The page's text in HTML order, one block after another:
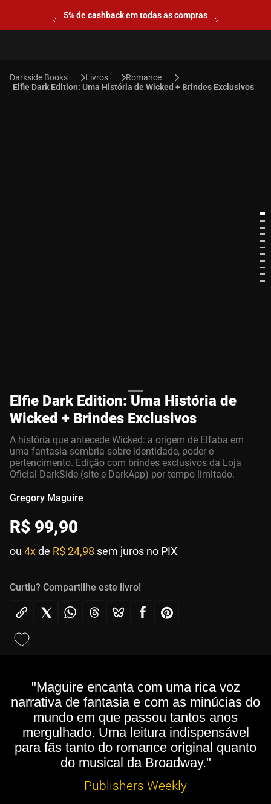
5% de cashback em todas as compras
Livros
Romance
Elfie Dark Edition: Uma História de Wicked + Brindes Exclusivos
Elfie Dark Edition: Uma História de
Wicked + Brindes Exclusivos
A história que antecede Wicked: a origem de Elfaba em
uma fantasia sombria sobre identidade, poder e
pertencimento. Edição com brindes exclusivos da Loja
Oficial DarkSide (site e DarkApp) por tempo limitado.
Gregory Maguire
R$ 99,90
ou 4xde R$ 24,98 sem juros no PIX
Curtiu? Compartilhe este livro!
"Maguire encanta com uma rica voz
narrativa de fantasia e com as minúcias do
mundo em que passou tantos anos
mergulhado. Uma leitura indispensável
para fãs tanto do romance original quanto
do musical da Broadway."
Publishers Weekly